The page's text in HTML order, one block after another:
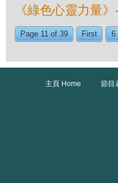
《綠色心靈力量
Page 11 of 39 First 6
主頁 Home 節目